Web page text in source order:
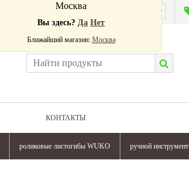
КОНТАКТЫ
роликовые листогибы WUKO ручной инструмент
Москва
Вы здесь? Да Нет
Ближайший магазин: Москва